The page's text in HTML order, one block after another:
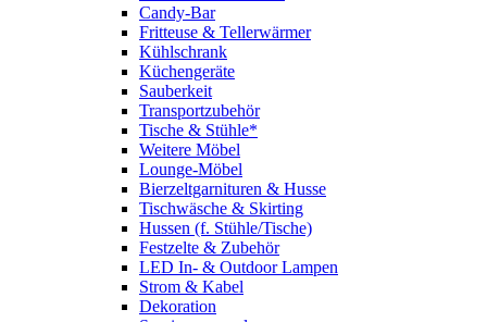
Candy-Bar
Fritteuse & Tellerwärmer
Kühlschrank
Küchengeräte
Sauberkeit
Transportzubehör
Tische & Stühle*
Weitere Möbel
Lounge-Möbel
Bierzeltgarnituren & Husse
Tischwäsche & Skirting
Hussen (f. Stühle/Tische)
Festzelte & Zubehör
LED In- & Outdoor Lampen
Strom & Kabel
Dekoration